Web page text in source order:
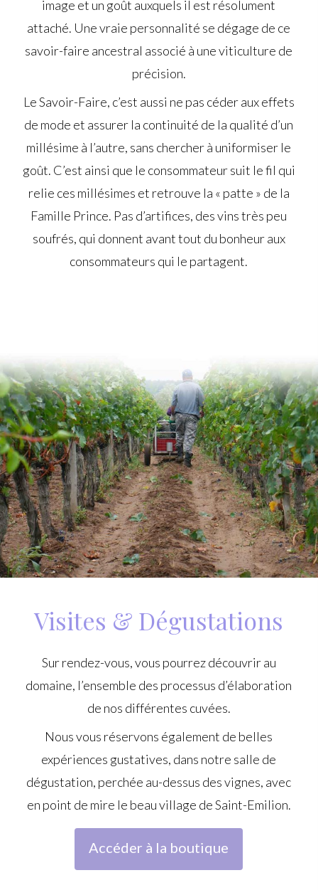
image et un goût auxquels il est résolument
attaché. Une vraie personnalité se dégage de ce
savoir-faire ancestral associé à une viticulture de
précision.
Le Savoir-Faire, c’est aussi ne pas céder aux effets
de mode et assurer la continuité de la qualité d’un
millésime à l’autre, sans chercher à uniformiser le
goût. C’est ainsi que le consommateur suit le fil qui
relie ces millésimes et retrouve la « patte » de la
Famille Prince. Pas d’artifices, des vins très peu
soufrés, qui donnent avant tout du bonheur aux
consommateurs qui le partagent.
Visites & Dégustations
Sur rendez-vous, vous pourrez découvrir au
domaine, l’ensemble des processus d’élaboration
de nos différentes cuvées.
Nous vous réservons également de belles
expériences gustatives, dans notre salle de
dégustation, perchée au-dessus des vignes, avec
en point de mire le beau village de Saint-Emilion.
Accéder à la boutique